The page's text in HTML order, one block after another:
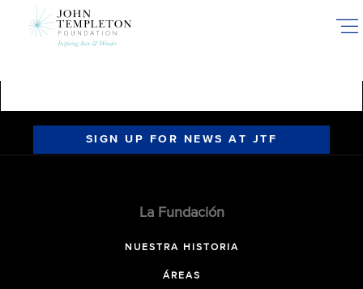
SIGN UP FOR NEWS AT JTF
La Fundación
NUESTRA HISTORIA
ÁREAS